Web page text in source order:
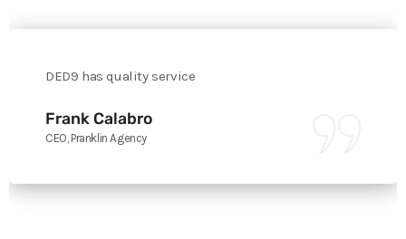
DED9 has quality service
Frank Calabro
CEO, Pranklin Agency